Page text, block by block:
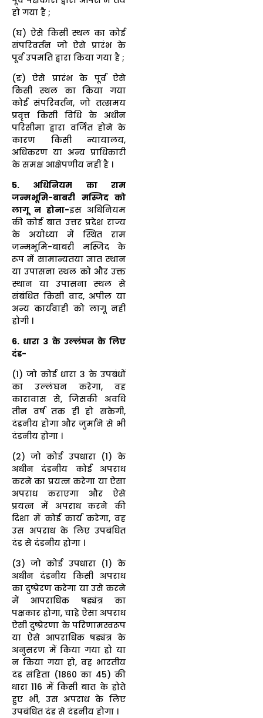
हो गया है ;
(घ) ऐसे किसी स्थल का कोई
संपरिवर्तन जो ऐसे प्रारंभ के
पूर्व उपमति द्वारा किया गया है ;
(ङ) ऐसे प्रारंभ के पूर्व ऐसे
किसी स्थल का किया गया
कोई संपरिवर्तन, जो तत्समय
प्रवृत्त किसी विधि के अधीन
परिसीमा द्वारा वर्जित होने के
कारण किसी न्यायालय,
अधिकरण या अन्य प्राधिकारी
के समक्ष आक्षेपणीय नहीं है ।
5. अधिनियम का राम
जन्मभूमि-बाबरी मस्जिद को
लागू न होना-इस अधिनियम
की कोई बात उत्तर प्रदेश राज्य
के अयोध्या में स्थित राम
जन्मभूमि-बाबरी मस्जिद के
रूप में सामान्यतया ज्ञात स्थान
या उपासना स्थल को और उक्त
स्थान या उपासना स्थल से
संबंधित किसी वाद, अपील या
अन्य कार्यवाही को लागू नहीं
होगी ।
6. धारा 3 के उल्लंघन के लिए
दंड-
(1) जो कोई धारा 3 के उपबंधों
का उल्लंघन करेगा, वह
कारावास से, जिसकी अवधि
तीन वर्ष तक ही हो सकेगी,
दंडनीय होगा और जुर्माने से भी
दंडनीय होगा ।
(2) जो कोई उपधारा (1) के
अधीन दंडनीय कोई अपराध
करने का प्रयत्न करेगा या ऐसा
अपराध कराएगा और ऐसे
प्रयत्न में अपराध करने की
दिशा में कोई कार्य करेगा, वह
उस अपराध के लिए उपबंधित
दंड से दंडनीय होगा ।
(3) जो कोई उपधारा (1) के
अधीन दंडनीय किसी अपराध
का दुष्प्रेरण करेगा या उसे करने
में आपराधिक षड्यंत्र का
पक्षकार होगा, चाहे ऐसा अपराध
ऐसी दुष्प्रेरणा के परिणामस्वरूप
या ऐसे आपराधिक षड्यंत्र के
अनुसरण में किया गया हो या
न किया गया हो, वह भारतीय
दंड संहिता (1860 का 45) की
धारा 116 में किसी बात के होते
हुए भी, उस अपराध के लिए
उपबंधित दंड से दंडनीय होगा ।